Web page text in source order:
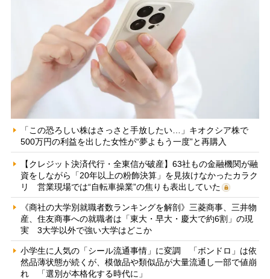
「この恐ろしい株はさっさと手放したい…」キオクシア株で
500万円の利益を出した女性が“夢よもう一度”と再購入
【クレジット決済代行・全東信が破産】63社もの金融機関が融
資をしながら「20年以上の粉飾決算」を見抜けなかったカラク
リ 営業現場では“自転車操業”の焦りも表出していた
《商社の大学別就職者数ランキングを解剖》三菱商事、三井物
産、住友商事への就職者は「東大・早大・慶大で約6割」の現
実 3大学以外で強い大学はどこか
小学生に人気の「シール流通事情」に変調 「ボンドロ」は依
然品薄状態が続くが、模倣品や類似品が大量流通し一部で値崩
れ 「選別が本格化する時代に」